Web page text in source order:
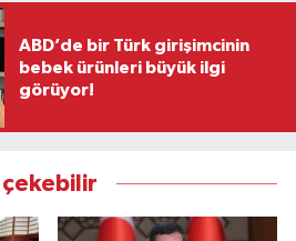
ABD’de bir Türk girişimcinin
bebek ürünleri büyük ilgi
görüyor!
çekebilir